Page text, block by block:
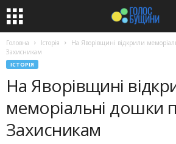
Головна Історія
На Яворівщині відкрили
Захисникам
ІСТОРІЯ
На Яворівщині
меморіальні дошки
Захисникам